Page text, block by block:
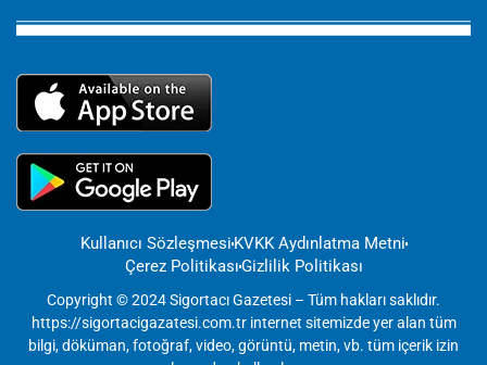
Kullanıcı SözleşmesiKVKK Aydınlatma Metni
Çerez PolitikasıGizlilik Politikası
Copyright © 2024 Sigortacı Gazetesi – Tüm hakları saklıdır.
https://sigortacigazatesi.com.tr internet sitemizde yer alan tüm
bilgi, döküman, fotoğraf, video, görüntü, metin, vb. tüm içerik izin